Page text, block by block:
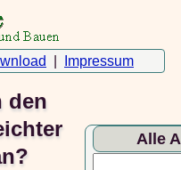
Impressum
den
Alle